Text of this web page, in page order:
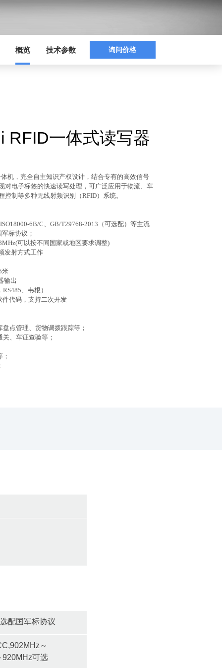
询问价格
概览 技术参数
RFID一体式读写器
机，完全自主知识产权设计，结合专有的高效信号
电子标签的快速读写处理，可广泛应用于物流、 车
制等多种无线射频识别（RFID）系统。
6B/C、GB/T29768-2013（可选配）等主流
标协议；
可以按不同国家或地区要求调整)
发射方式工作
米
输出
RS485 、韦根）
代码，支持二次开发
点管理、货物调拨跟踪等；
、车证查验等；
配国军标协议
～
920MHz可选